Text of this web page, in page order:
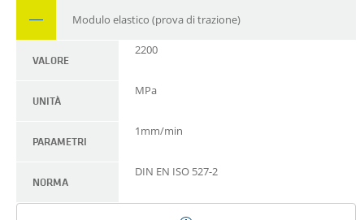
Modulo elastico (prova di trazione)
VALORE
2200
UNITÀ
MPa
PARAMETRI
1mm/min
NORMA
DIN EN ISO 527-2